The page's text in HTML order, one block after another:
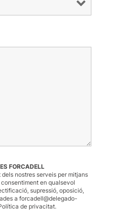
FORCADELL
nostres serveis per mitjans
en qualsevol
supressió, oposició,
a forcadell@delegado-
de privacitat.